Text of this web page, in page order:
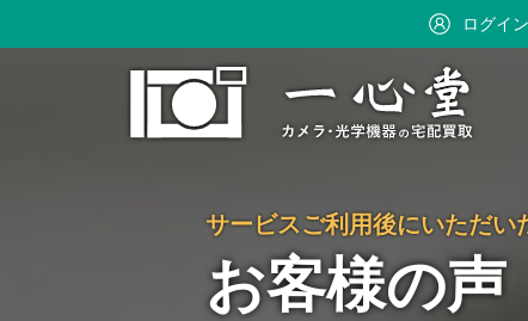
ログイン
サービスご利用後にいただい
お客様の声